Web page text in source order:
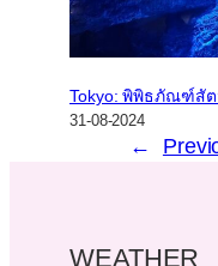
Tokyo: พิพิธภัณฑ์สัต
31-08-2024
←
WEATHER